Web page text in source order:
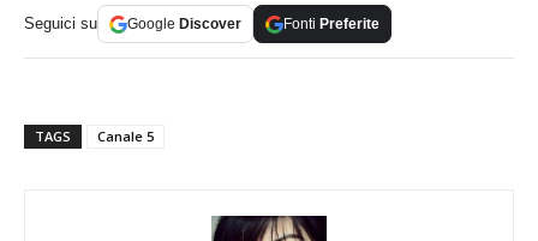
Seguici su Google Discover Fonti Preferite
TAGS Canale 5